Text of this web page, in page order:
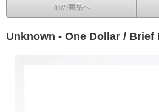
前の商品へ
Unknown - One Dollar / Brief